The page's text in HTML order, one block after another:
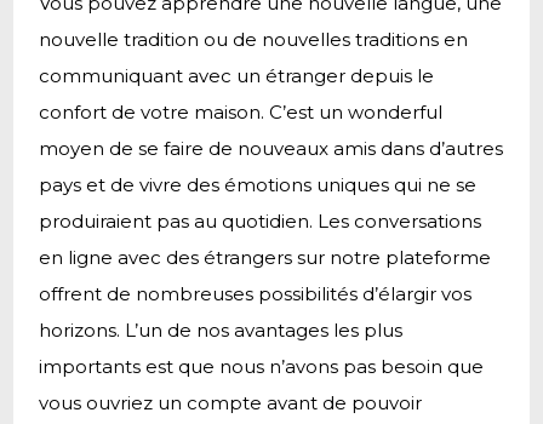
nouvelle tradition ou de nouvelles traditions en
communiquant avec un étranger depuis le
confort de votre maison. C’est un wonderful
moyen de se faire de nouveaux amis dans d’autres
pays et de vivre des émotions uniques qui ne se
produiraient pas au quotidien. Les conversations
en ligne avec des étrangers sur notre plateforme
offrent de nombreuses possibilités d’élargir vos
horizons. L’un de nos avantages les plus
importants est que nous n’avons pas besoin que
vous ouvriez un compte avant de pouvoir